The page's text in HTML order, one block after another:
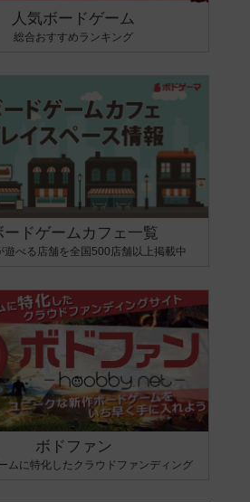
人気ボードゲーム
総合おすすめランキング
ードゲームカフェ一覧
遊べる店舗を全国500店舗以上掲載中
ボドファン
ムに特化したクラウドファンディング